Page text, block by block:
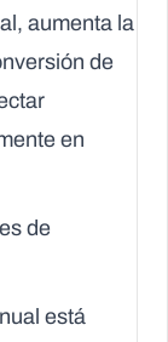
aumenta la
de
en
de
está